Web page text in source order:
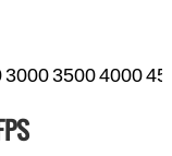
300035004000